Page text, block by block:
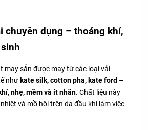
chuyên dụng – thoáng khí,
may sẵn được may từ các loại vải
như kate silk, cotton pha, kate ford –
nhẹ, mềm và ít nhăn. Chất liệu này
và mồ hôi trên da đầu khi làm việc